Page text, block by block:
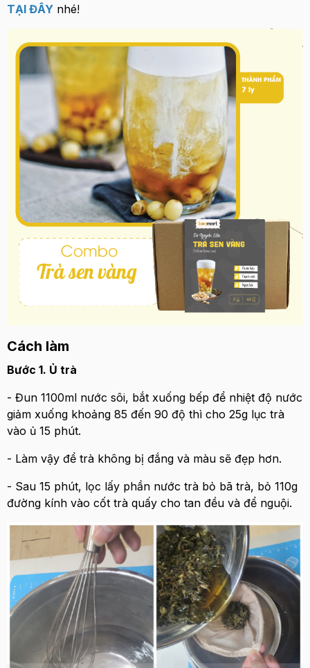
TẠI ĐÂY nhé!
Cách làm
Bước 1. Ủ trà
- Đun 1100ml nước sôi, bắt xuống bếp để nhiệt độ nước
giảm xuống khoảng 85 đến 90 độ thì cho 25g lục trà
vào ủ 15 phút.
- Làm vậy để trà không bị đắng và màu sẽ đẹp hơn.
- Sau 15 phút, lọc lấy phần nước trà bỏ bã trà, bỏ 110g
đường kính vào cốt trà quấy cho tan đều và để nguội.